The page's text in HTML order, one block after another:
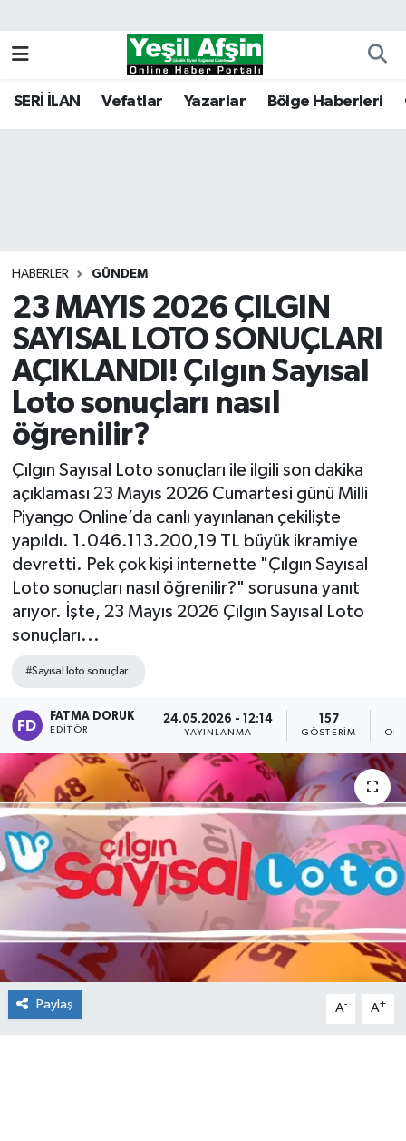
SERİ İLAN Vefatlar Yazarlar Bölge Haberleri
HABERLER GÜNDEM
23 MAYIS 2026 ÇILGIN
SAYISAL LOTO SONUÇLARI
AÇIKLANDI! Çılgın Sayısal
Loto sonuçları nasıl
öğrenilir?
Çılgın Sayısal Loto sonuçları ile ilgili son dakika
açıklaması 23 Mayıs 2026 Cumartesi günü Milli
Piyango Online’da canlı yayınlanan çekilişte
yapıldı. 1.046.113.200,19 TL büyük ikramiye
devretti. Pek çok kişi internette "Çılgın Sayısal
Loto sonuçları nasıl öğrenilir?" sorusuna yanıt
arıyor. İşte, 23 Mayıs 2026 Çılgın Sayısal Loto
sonuçları...
#Sayısal loto sonuçlar
FATMA DORUK
EDITÖR
24.05.2026 - 12:14
YAYINLANMA
157
GÖSTERIM
Paylaş A- A+
Kahramanmaraş Nöbetçi Eczaneler
Tüm Manşetler
Son Dakika Haberleri
Haber Arşivi